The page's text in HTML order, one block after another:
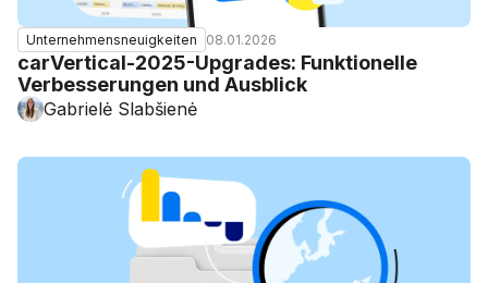
Unternehmensneuigkeiten 08.01.2026
carVertical-2025-Upgrades: Funktionelle
Verbesserungen und Ausblick
Gabrielė Slabšienė